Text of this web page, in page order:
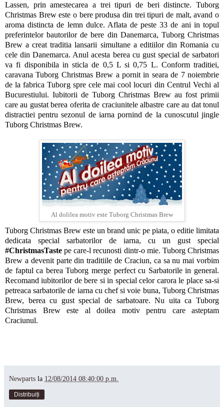
Lassen, prin amestecarea a trei tipuri de beri distincte. Tuborg
Christmas Brew este o bere produsa din trei tipuri de malt, avand o
aroma distincta de lemn dulce. Aflata de peste 33 de ani in topul
preferintelor bautorilor de bere din Danemarca, Tuborg Christmas
Brew a creat traditia lansarii simultane a editiilor din Romania cu
cele din Danemarca. Anul acesta berea cu gust special de sarbatori
va fi disponibila in sticla de 0,5 L si 0,75 L. Conform traditiei,
caravana Tuborg Christmas Brew a pornit in seara de 7 noiembrie
de la fabrica Tuborg spre cele mai cool locuri din Centrul Vechi al
Bucurestiului. Iubitorii de Tuborg Christmas Brew au fost primii
care au gustat berea oferita de craciunitele albastre care au dat tonul
distractiei pentru sezonul de iarna pornind de la cunoscutul jingle
Tuborg Christmas Brew.
Al dolilea motiv este Tuborg Christmas Brew
Tuborg Christmas Brew este un brand unic pe piata, o editie limitata
dedicata special sarbatorilor de iarna, cu un gust special
#ChristmasTaste pe care-l recunosti dintr-o mie. Tuborg Christmas
Brew a devenit parte din traditiile de Craciun, ca sa nu mai vorbim
de faptul ca berea Tuborg merge perfect cu Sarbatorile in general.
Recomand iubitorilor de bere si in special celor carora le place sa-si
petreaca sarbatorile de iarna cu chef si voie buna, Tuborg Christmas
Brew, berea cu gust special de sarbatoare. Nu uita ca Tuborg
Christmas Brew este al doilea motiv pentru care asteptam
Craciunul.
Newparts la 12/08/2014 08:40:00 p.m.
Distribuiți